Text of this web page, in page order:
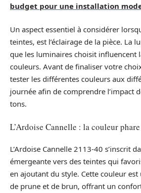
budget pour une installation
Un aspect essentiel à considérer
teintes, est l’éclairage de la pièce. La
que les luminaires choisit influencent
couleurs. Avant de finaliser votre
tester les différentes couleurs aux
journée afin de comprendre l’impact
tons.
L’Ardoise Cannelle : la couleur
L’Ardoise Cannelle 2113-40 s’inscrit
émergeante vers des teintes qui
en ajoutant du style. Cette couleur
de prune et de brun, offrant un